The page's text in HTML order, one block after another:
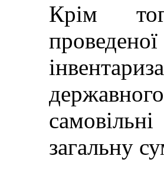
Крім
загальну